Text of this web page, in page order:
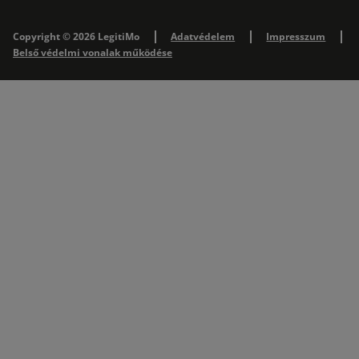
Copyright © 2026 LegitiMo Adatvédelem
Impresszum
Belső védelmi vonalak működése